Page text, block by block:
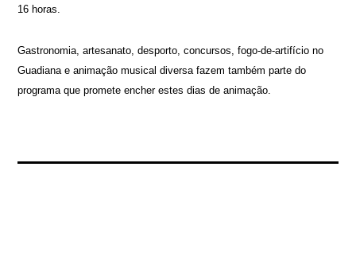
16 horas.
Gastronomia, artesanato, desporto, concursos, fogo-de-artifício no
Guadiana e animação musical diversa fazem também parte do
programa que promete encher estes dias de animação.